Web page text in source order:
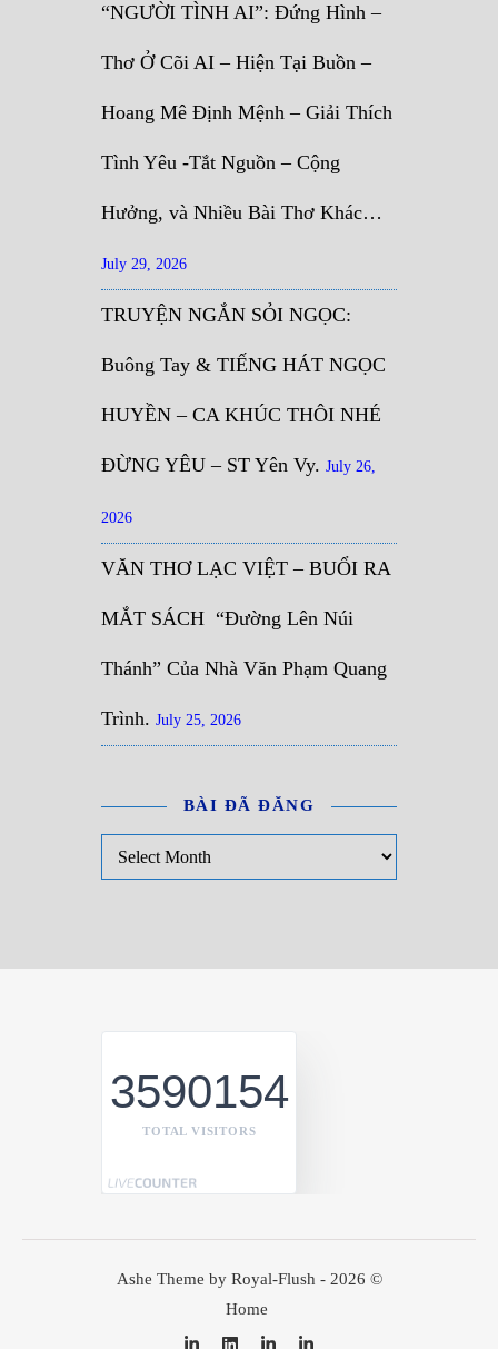
“NGƯỜI TÌNH AI”: Đứng Hình –
Thơ Ở Cõi AI – Hiện Tại Buồn –
Hoang Mê Định Mệnh – Giải Thích
Tình Yêu -Tắt Nguồn – Cộng
Hưởng, và Nhiều Bài Thơ Khác…
July 29, 2026
TRUYỆN NGẮN SỎI NGỌC:
Buông Tay & TIẾNG HÁT NGỌC
HUYỀN – CA KHÚC THÔI NHÉ
ĐỪNG YÊU – ST Yên Vy. July 26,
2026
VĂN THƠ LẠC VIỆT – BUỔI RA
MẮT SÁCH “Đường Lên Núi
Thánh” Của Nhà Văn Phạm Quang
Trình. July 25, 2026
BÀI ĐÃ ĐĂNG
3590154
TOTAL VISITORS
Ashe Theme by Royal-Flush - 2026 ©
Home